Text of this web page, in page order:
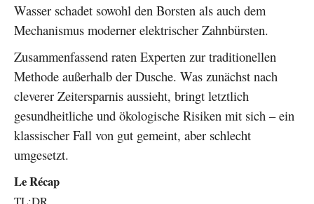
Wasser schadet sowohl den Borsten als auch dem
Mechanismus moderner elektrischer Zahnbürsten.
Zusammenfassend raten Experten zur traditionellen
Methode außerhalb der Dusche. Was zunächst nach
cleverer Zeitersparnis aussieht, bringt letztlich
gesundheitliche und ökologische Risiken mit sich – ein
klassischer Fall von gut gemeint, aber schlecht
umgesetzt.
Le Récap
TL;DR